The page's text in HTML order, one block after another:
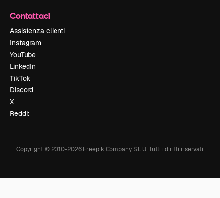
Contattaci
Assistenza clienti
Instagram
YouTube
LinkedIn
TikTok
Discord
X
Reddit
Copyright © 2010-2026Freepik Company S.L.U. Tutti i diritti riservati.